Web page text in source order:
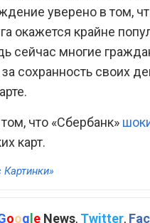
уверено в том,
окажется крайне
сейчас многие
сохранность своих
что «Сбербанк»
карт.
Картинки»
oogle News, Twitter,